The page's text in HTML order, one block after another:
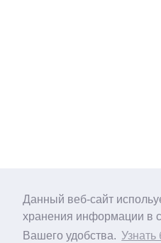
Данный веб-сайт
хранения информации в
Вашего удобства.